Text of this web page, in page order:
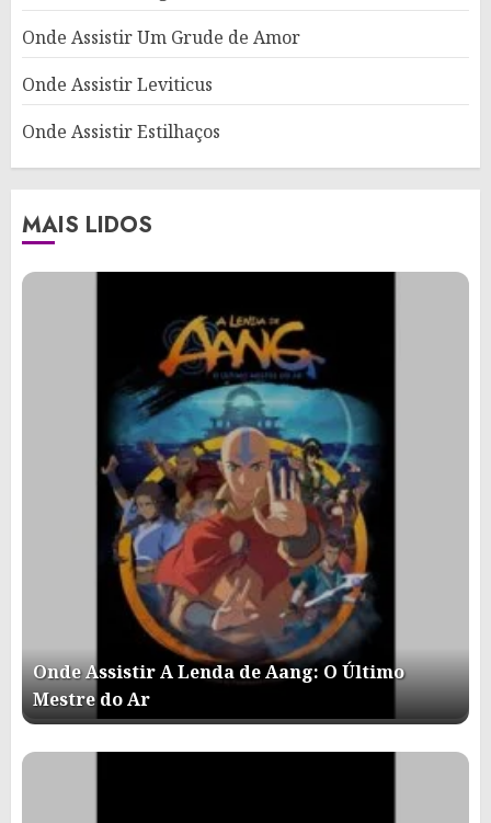
Onde Assistir Um Grude de Amor
Onde Assistir Leviticus
Onde Assistir Estilhaços
MAIS LIDOS
Onde Assistir A Lenda de Aang: O Último
Mestre do Ar